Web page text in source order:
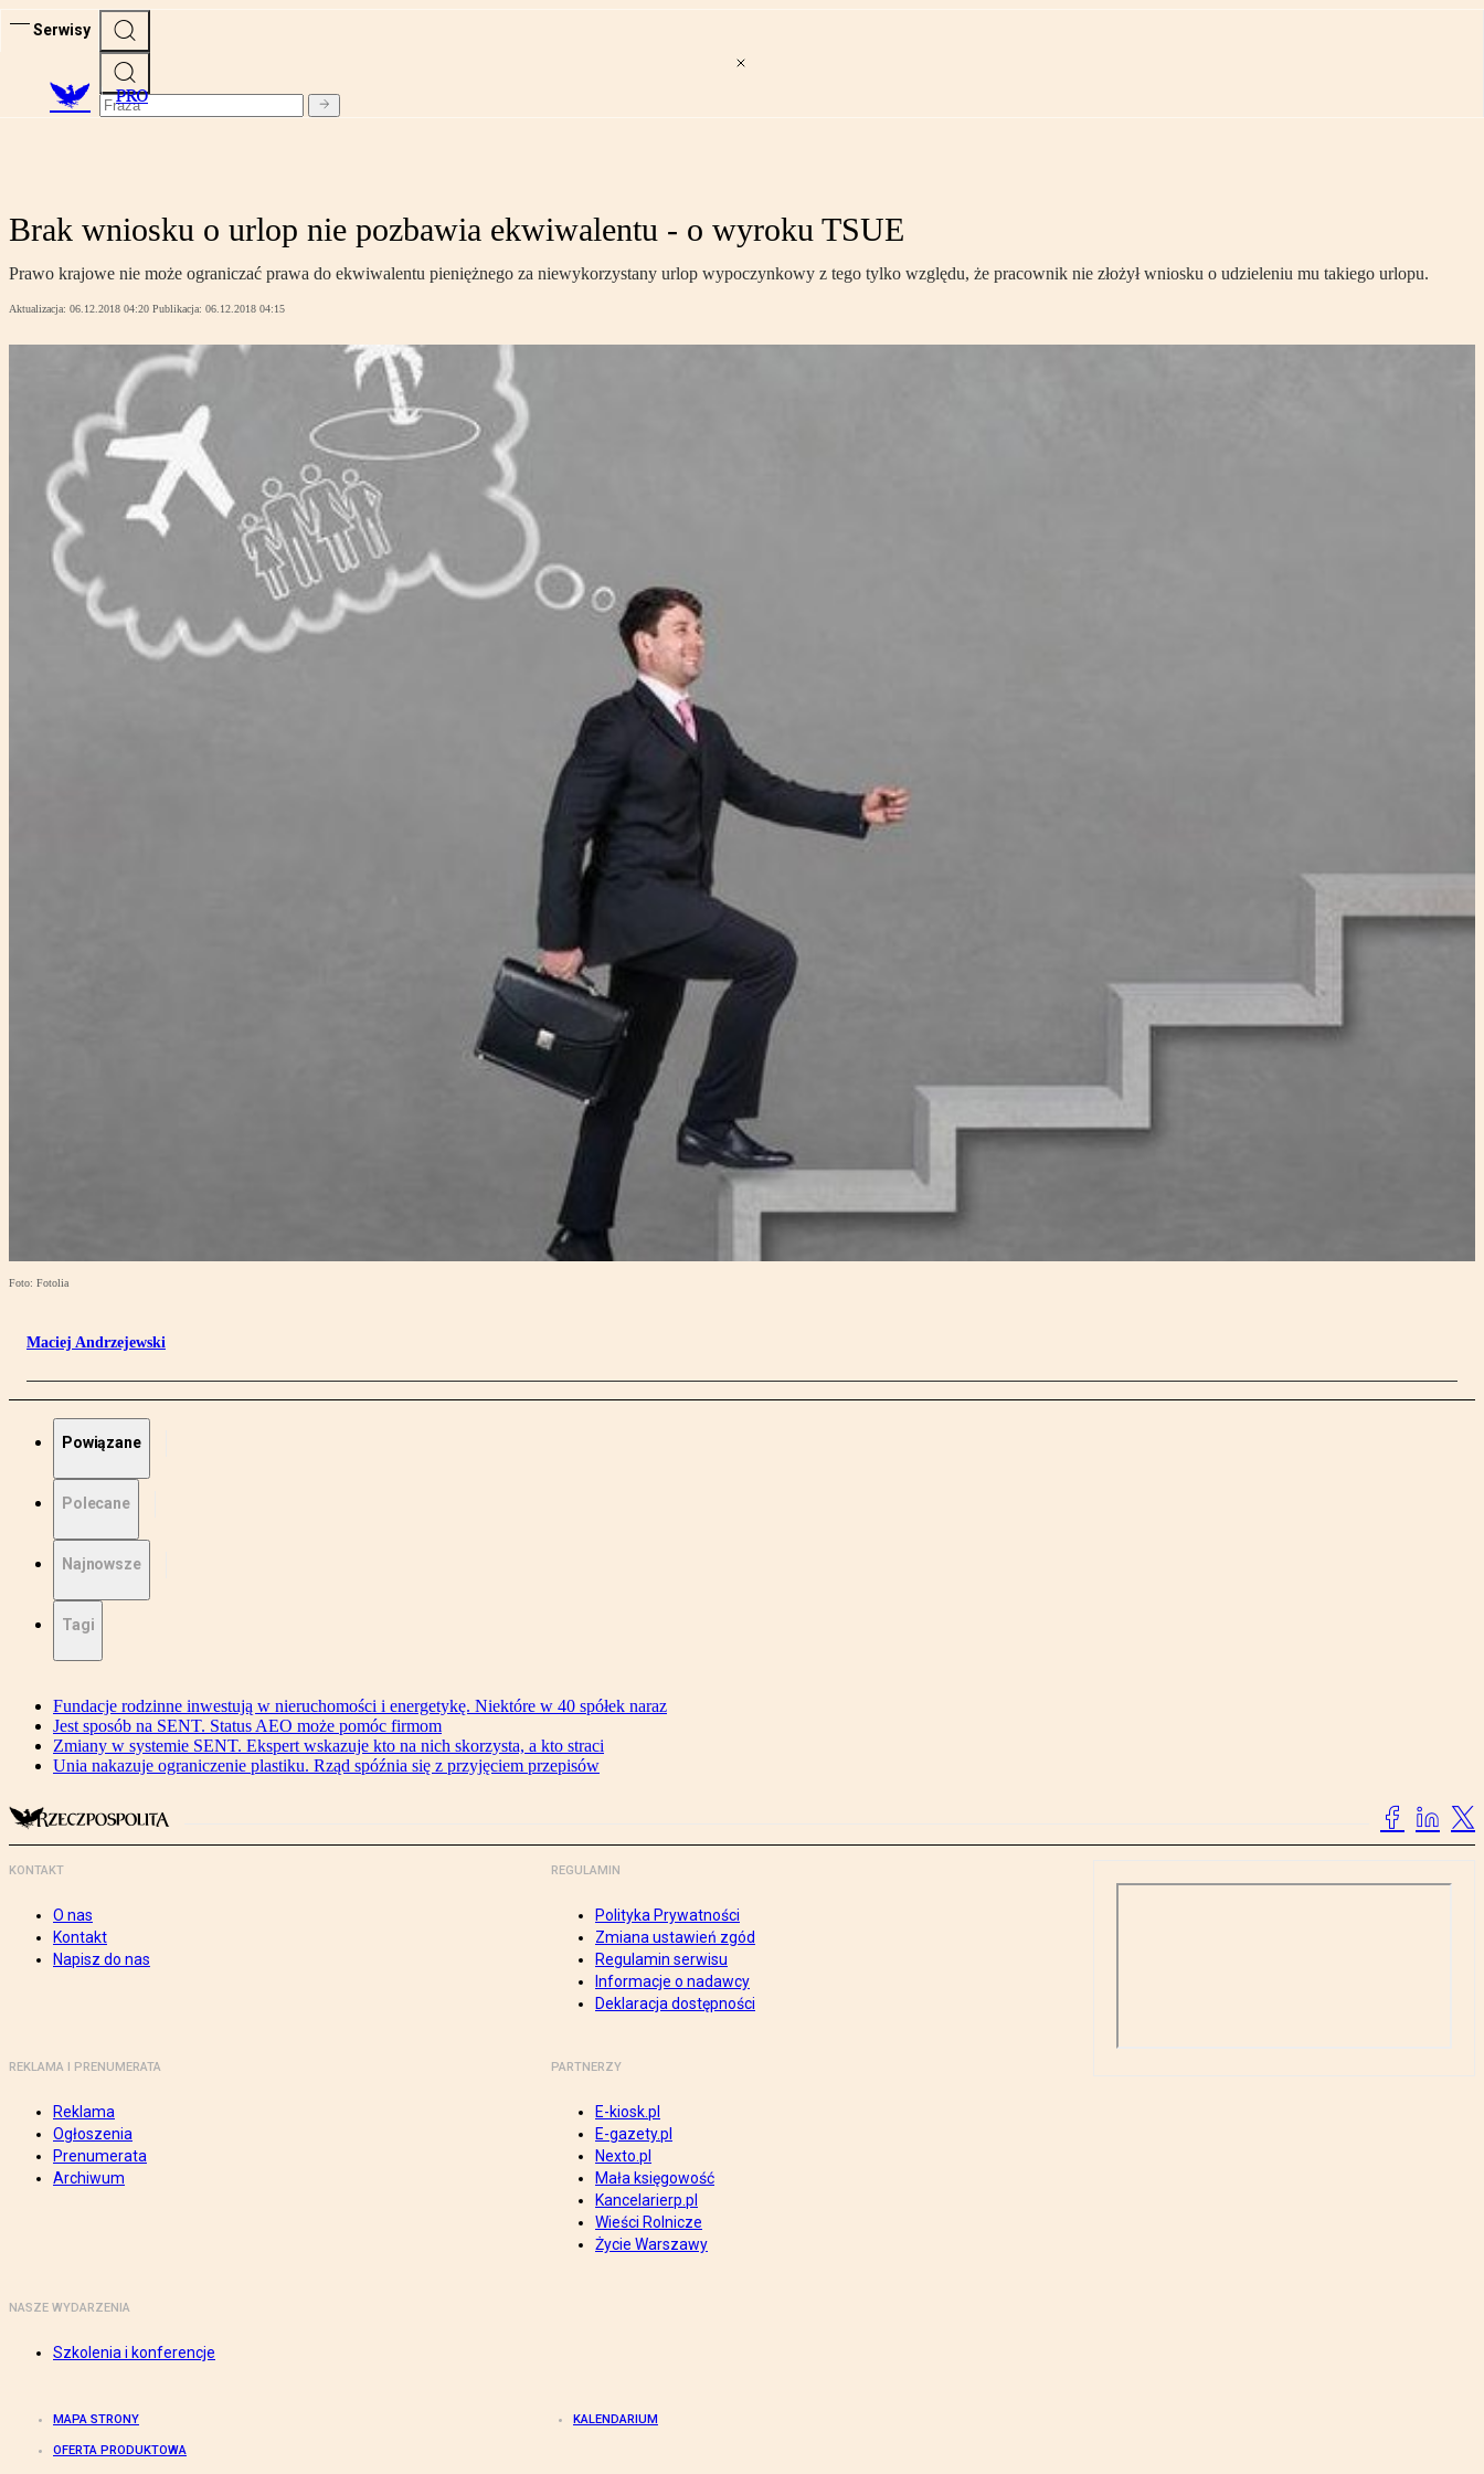
Serwisy
PRO
Brak wniosku o urlop nie pozbawia ekwiwalentu - o wyroku TSUE
Prawo krajowe nie może ograniczać prawa do ekwiwalentu pieniężnego za niewykorzystany urlop wypoczynkowy z tego tylko względu, że pracownik nie złożył wniosku o udzieleniu mu takiego urlopu.
Aktualizacja: 06.12.2018 04:20 Publikacja: 06.12.2018 04:15
Foto: Fotolia
Maciej Andrzejewski
Powiązane
Polecane
Najnowsze
Tagi
Fundacje rodzinne inwestują w nieruchomości i energetykę. Niektóre w 40 spółek naraz
Jest sposób na SENT. Status AEO może pomóc firmom
Zmiany w systemie SENT. Ekspert wskazuje kto na nich skorzysta, a kto straci
Unia nakazuje ograniczenie plastiku. Rząd spóźnia się z przyjęciem przepisów
KONTAKT
O nas
Kontakt
Napisz do nas
REGULAMIN
Polityka Prywatności
Zmiana ustawień zgód
Regulamin serwisu
Informacje o nadawcy
Deklaracja dostępności
REKLAMA I PRENUMERATA
Reklama
Ogłoszenia
Prenumerata
Archiwum
PARTNERZY
E-kiosk.pl
E-gazety.pl
Nexto.pl
Mała księgowość
Kancelarierp.pl
Wieści Rolnicze
Życie Warszawy
NASZE WYDARZENIA
Szkolenia i konferencje
MAPA STRONY KALENDARIUM
OFERTA PRODUKTOWA